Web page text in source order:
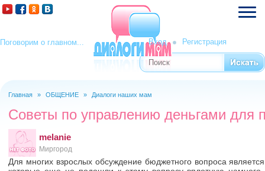
Поговорим о главном... Вход Регистрация
Форма поиска
Поиск
Главная » ОБЩЕНИЕ » Диалоги наших мам
Советы по управлению деньгами для
melanie
Миргород
Для многих взрослых обсуждение бюджетного вопроса